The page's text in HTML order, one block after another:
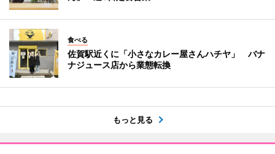
食べる
佐賀駅近くに「小さなカレー屋さんハチヤ」 バナ
ナジュース店から業態転換
もっと見る